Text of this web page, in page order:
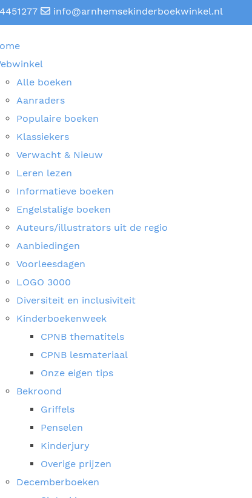
info@arnhemsekinderboekwinkel.nl
Alle boeken
Aanraders
Populaire boeken
Klassiekers
Verwacht & Nieuw
Leren lezen
Informatieve boeken
Engelstalige boeken
Auteurs/illustrators uit de regio
Aanbiedingen
Voorleesdagen
LOGO 3000
Diversiteit en inclusiviteit
Kinderboekenweek
CPNB thematitels
CPNB lesmateriaal
Onze eigen tips
Bekroond
Griffels
Penselen
Kinderjury
Overige prijzen
Decemberboeken